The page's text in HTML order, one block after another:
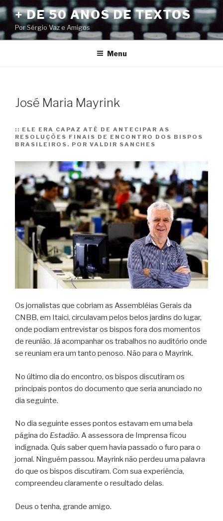
Pular
para
o
conteúdo
+ DE 50 ANOS DE TEXTOS
Por Sérgio Vaz e Amigos
Menu
José Maria Mayrink
:: ELE ERA CAPAZ ATÉ DE ANTECIPAR AS
RESOLUÇÕES FINAIS DE ENCONTRO DOS BISPOS
BRASILEIROS. POR VALDIR SANCHES
Os jornalistas que cobriam as Assembléias Gerais da
CNBB, em Itaici, circulavam pelos belos jardins do lugar,
onde podiam entrevistar os bispos fora dos momentos
de reunião. Já acompanhar os trabalhos no auditório onde
se reuniam era um tanto penoso. Não para o Mayrink.
No último dia do encontro, os bispos discutiram os
principais pontos do documento que seria anunciado no
dia seguinte.
No dia seguinte esses pontos estavam em uma bela
página do Estadão. A assessora de Imprensa ficou
indignada. Quis saber quem havia passado o furo para o
jornal. Ninguém passou. Mayrink não perdeu uma palavra
do que os bispos discutiram. Com sua experiência,
compreendeu claramente o resultado delas.
Deus o tenha, grande amigo.